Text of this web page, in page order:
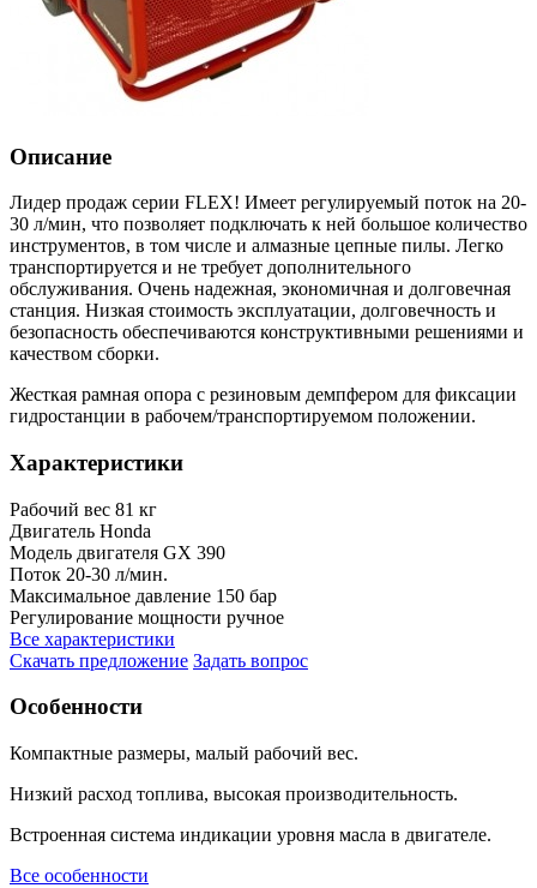
Описание
Лидер продаж серии FLEX! Имеет регулируемый поток на 20-
30 л/мин, что позволяет подключать к ней большое количество
инструментов, в том числе и алмазные цепные пилы. Легко
транспортируется и не требует дополнительного
обслуживания. Очень надежная, экономичная и долговечная
станция. Низкая стоимость эксплуатации, долговечность и
безопасность обеспечиваются конструктивными решениями и
качеством сборки.
Жесткая рамная опора с резиновым демпфером для фиксации
гидростанции в рабочем/транспортируемом положении.
Характеристики
Рабочий вес 81 кг
Двигатель Honda
Модель двигателя GX 390
Поток 20-30 л/мин.
Максимальное давление 150 бар
Регулирование мощности ручное
Все характеристики
Скачать предложение Задать вопрос
Особенности
Компактные размеры, малый рабочий вес.
Низкий расход топлива, высокая производительность.
Встроенная система индикации уровня масла в двигателе.
Все особенности